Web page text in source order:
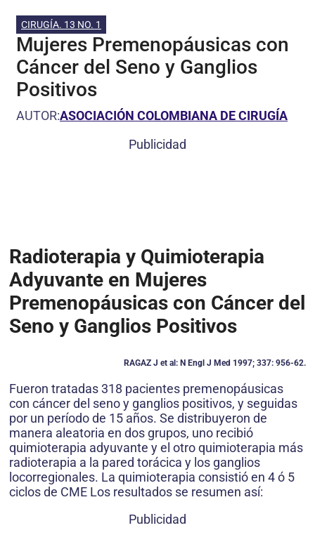
CIRUGÍA. 13 NO. 1
Mujeres Premenopáusicas con
Cáncer del Seno y Ganglios
Positivos
AUTOR:ASOCIACIÓN COLOMBIANA DE CIRUGÍA
Publicidad
Radioterapia y Quimioterapia
Adyuvante en Mujeres
Premenopáusicas con Cáncer del
Seno y Ganglios Positivos
RAGAZ J et al: N Engl J Med 1997; 337: 956-62.
Fueron tratadas 318 pacientes premenopáusicas
con cáncer del seno y ganglios positivos, y seguidas
por un período de 15 años. Se distribuyeron de
manera aleatoria en dos grupos, uno recibió
quimioterapia adyuvante y el otro quimioterapia más
radioterapia a la pared torácica y los ganglios
locorregionales. La quimioterapia consistió en 4 ó 5
ciclos de CME Los resultados se resumen así:
Publicidad